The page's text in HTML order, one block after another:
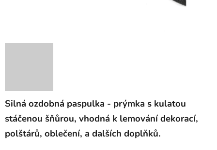
Silná ozdobná paspulka - prýmka s kulatou
stáčenou šňůrou, vhodná k lemování dekorací,
polštárů, oblečení, a dalších doplňků.